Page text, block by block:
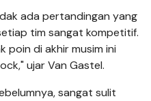
ada pertandingan yang
tim sangat kompetitif.
poin di akhir musim ini
ujar Van Gastel.
sangat sulit